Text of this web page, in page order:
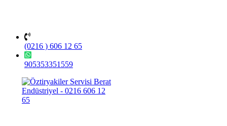
(0216 ) 606 12 65
905353351559